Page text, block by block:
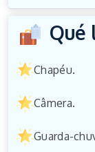
Qué
Chapéu.
Câmera.
Guarda-